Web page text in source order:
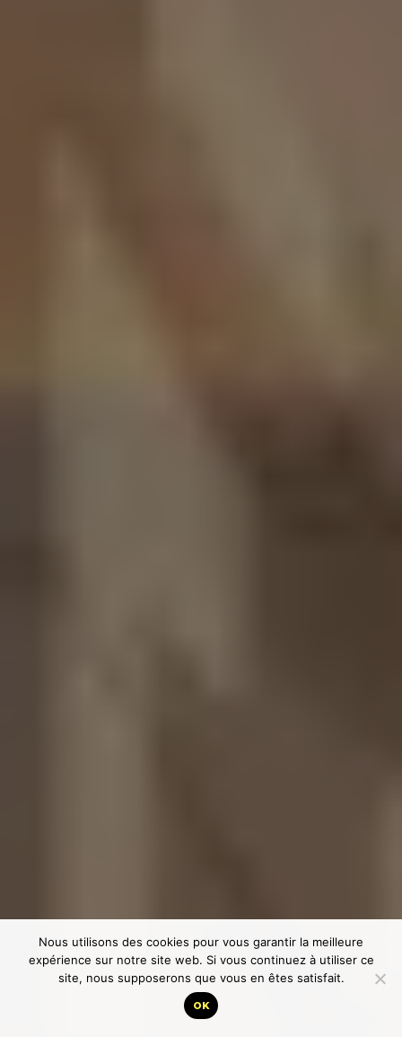
Nous utilisons des cookies pour vous garantir la meilleure
expérience sur notre site web. Si vous continuez à utiliser ce
site, nous supposerons que vous en êtes satisfait.
OK